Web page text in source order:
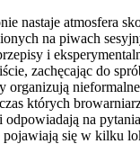
nastaje atmosfera
na piwach
i
zachęcając do
organizują
których
odpowiadają na
się w kilku